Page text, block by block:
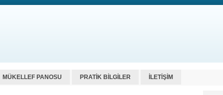
MÜKELLEF PANOSU PRATİK BİLGİLER İLETİŞİM